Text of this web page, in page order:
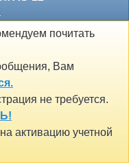
почитать
Вам
не требуется.
активацию учетной